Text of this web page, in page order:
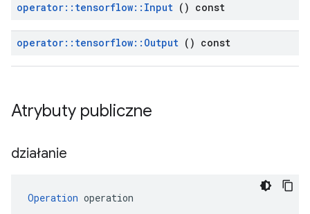
operator:: tensorflow:: Input () const
operator:: tensorflow:: Output () const
Atrybuty publiczne
działanie
Operation operation